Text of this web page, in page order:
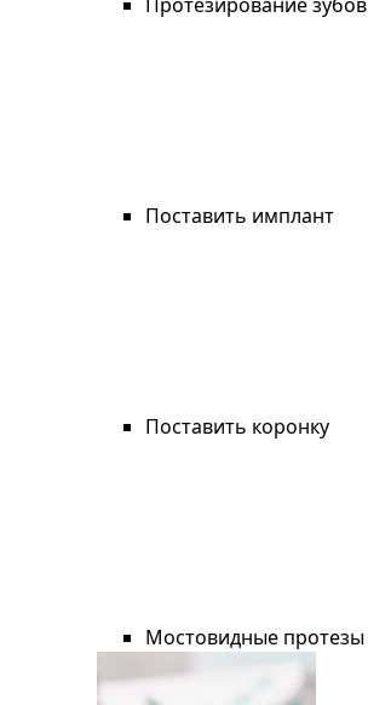
Поставить имплант
Поставить коронку
Мостовидные протезы